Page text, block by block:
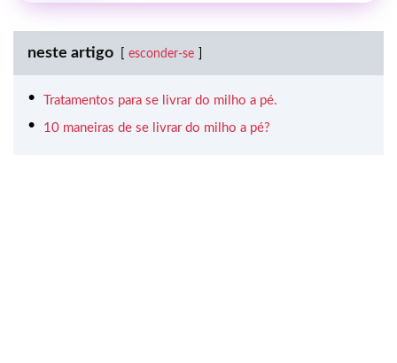
neste artigo esconder-se
Tratamentos para se livrar do milho a pé.
10 maneiras de se livrar do milho a pé?